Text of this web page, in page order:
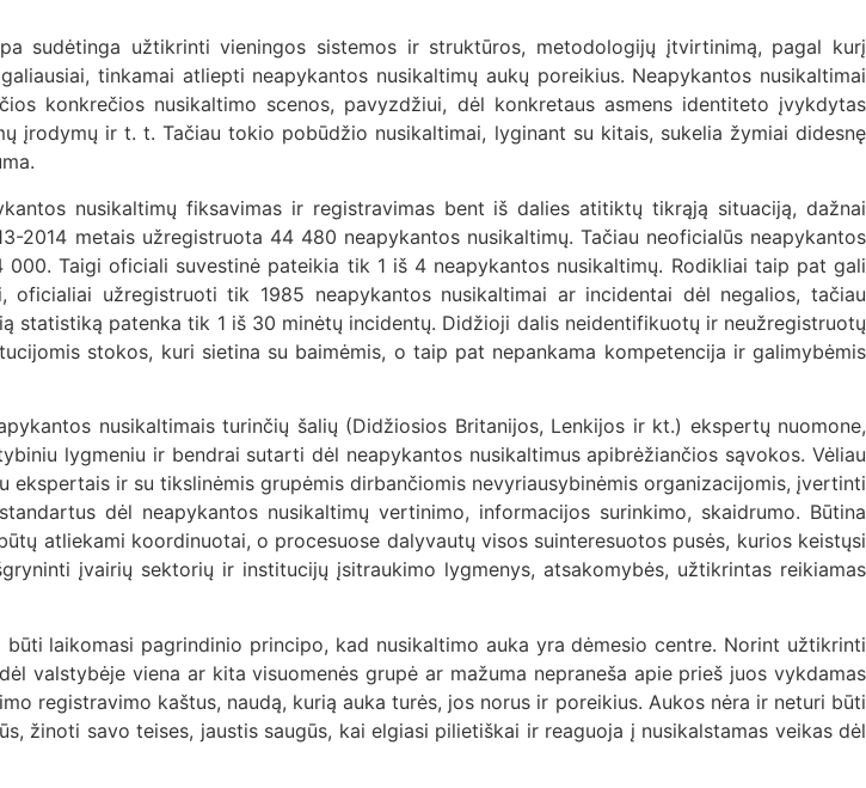
sudėtinga užtikrinti vieningos sistemos ir struktūros, metodologijų įtvirtinimą, pagal kurį
tinkamai atliepti neapykantos nusikaltimų aukų poreikius. Neapykantos nusikaltimai
konkrečios nusikaltimo scenos, pavyzdžiui, dėl konkretaus asmens identiteto įvykdytas
įrodymų ir t. t. Tačiau tokio pobūdžio nusikaltimai, lyginant su kitais, sukelia žymiai didesnę
nusikaltimų fiksavimas ir registravimas bent iš dalies atitiktų tikrąją situaciją, dažnai
2014 metais užregistruota 44 480 neapykantos nusikaltimų. Tačiau neoficialūs neapykantos
Taigi oficiali suvestinė pateikia tik 1 iš 4 neapykantos nusikaltimų. Rodikliai taip pat gali
užregistruoti tik 1985 neapykantos nusikaltimai ar incidentai dėl negalios, tačiau
patenka tik 1 iš 30 minėtų incidentų. Didžioji dalis neidentifikuotų ir neužregistruotų
stokos, kuri sietina su baimėmis, o taip pat nepankama kompetencija ir galimybėmis
nusikaltimais turinčių šalių (Didžiosios Britanijos, Lenkijos ir kt.) ekspertų nuomone,
lygmeniu ir bendrai sutarti dėl neapykantos nusikaltimus apibrėžiančios sąvokos. Vėliau
ir su tikslinėmis grupėmis dirbančiomis nevyriausybinėmis organizacijomis, įvertinti
dėl neapykantos nusikaltimų vertinimo, informacijos surinkimo, skaidrumo. Būtina
atliekami koordinuotai, o procesuose dalyvautų visos suinteresuotos pusės, kurios keistųsi
įvairių sektorių ir institucijų įsitraukimo lygmenys, atsakomybės, užtikrintas reikiamas
laikomasi pagrindinio principo, kad nusikaltimo auka yra dėmesio centre. Norint užtikrinti
valstybėje viena ar kita visuomenės grupė ar mažuma nepraneša apie prieš juos vykdamas
registravimo kaštus, naudą, kurią auka turės, jos norus ir poreikius. Aukos nėra ir neturi būti
žinoti savo teises, jaustis saugūs, kai elgiasi pilietiškai ir reaguoja į nusikalstamas veikas dėl